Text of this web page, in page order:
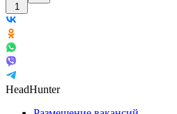
1
HeadHunter